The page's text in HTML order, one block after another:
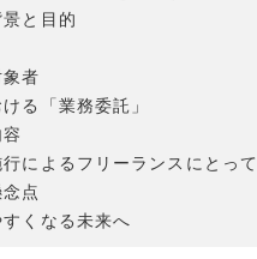
と目的
者
る「業務委託」
によるフリーランスにとっ
点
すくなる未来へ